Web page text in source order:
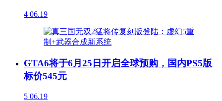
4 06.19
GTA6将于6月25日开启全球预购，国内PS5版
标价545元
5 06.19